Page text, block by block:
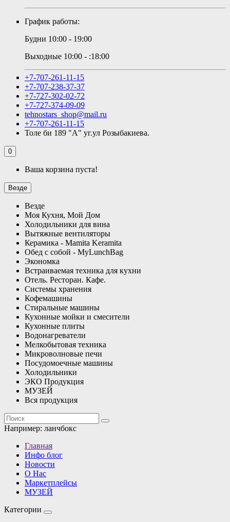
График работы:
Будни 10:00 - 19:00
Выходные 10:00 - :18:00
+7-707-261-11-15
+7-707-238-37-37
+7-727-302-02-72
+7-727-374-09-09
tehnostars_shop@mail.ru
+7-707-261-11-15
Толе би 189 "А" уг.ул Розыбакиева.
0
Ваша корзина пуста!
Везде
Везде
Моя Кухня, Мой Дом
Холодильники для вина
Вытяжные вентиляторы
Керамика - Mamita Keramita
Обед с собой - MyLunchBag
Экономка
Встраиваемая техника для кухни
Отель. Ресторан. Кафе.
Системы хранения
Кофемашины
Стиральные машины
Кухонные мойки и смесители
Кухонные плиты
Водонагреватели
Мелкобытовая техника
Микроволновые печи
Посудомоечные машины
Холодильники
ЭКО Продукция
МУЗЕЙ
Вся продукция
Например: ланчбокс
Главная
Инфо блог
Новости
О Нас
Маркетплейсы
МУЗЕЙ
Категории